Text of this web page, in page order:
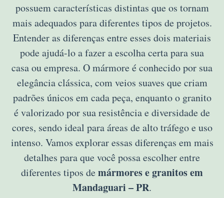
possuem características distintas que os tornam
mais adequados para diferentes tipos de projetos.
Entender as diferenças entre esses dois materiais
pode ajudá-lo a fazer a escolha certa para sua
casa ou empresa. O mármore é conhecido por sua
elegância clássica, com veios suaves que criam
padrões únicos em cada peça, enquanto o granito
é valorizado por sua resistência e diversidade de
cores, sendo ideal para áreas de alto tráfego e uso
intenso. Vamos explorar essas diferenças em mais
detalhes para que você possa escolher entre
diferentes tipos de mármores e granitos em
Mandaguari – PR.